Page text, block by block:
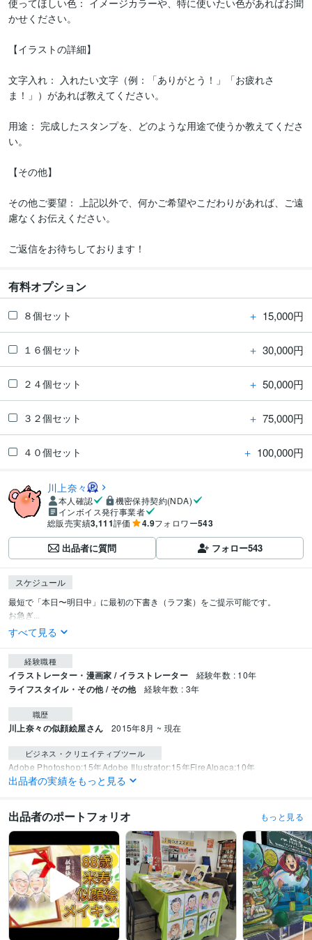
使ってほしい色： イメージカラーや、特に使いたい色があればお聞
かせください。
【イラストの詳細】
文字入れ： 入れたい文字（例：「ありがとう！」「お疲れさ
ま！」）があれば教えてください。
用途： 完成したスタンプを、どのような用途で使うか教えてくださ
い。
【その他】
その他ご要望： 上記以外で、何かご希望やこだわりがあれば、ご遠
慮なくお伝えください。
ご返信をお待ちしております！
有料オプション
８個セット ＋ 15,000円
１６個セット ＋ 30,000円
２４個セット ＋ 50,000円
３２個セット ＋ 75,000円
４０個セット ＋ 100,000円
川上奈々
本人確認
機密保持契約(NDA)
インボイス発行事業者
総販売実績3,111評価 4.9フォロワー543
出品者に質問 フォロー543
スケジュール
最短で「本日〜明日中」に最初の下書き（ラフ案）をご提示可能です。
お急ぎ...
すべて見る
経験職種
イラストレーター・漫画家 / イラストレーター 経験年数 : 10年
ライフスタイル・その他 / その他 経験年数 : 3年
職歴
川上奈々の似顔絵屋さん 2015年8月 ~ 現在
ビジネス・クリエイティブツール
Adobe Photoshop:15年Adobe Illustrator:15年FireAlpaca:10年
すること
イラスト 広告 マンガ SNS
学歴
兵庫県立明石高等学校 2009年3月 ~ 2012年2月
女子美術大学 2012年3月 ~ 2013年2月
出品者の実績をもっと見る
出品者のポートフォリオ もっと見る